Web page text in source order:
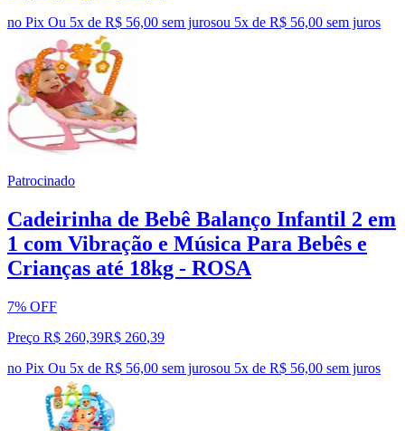
no Pix Ou 5x de R$ 56,00 sem jurosou 5x de R$ 56,00 sem juros
Patrocinado
Cadeirinha de Bebê Balanço Infantil 2 em
1 com Vibração e Música Para Bebês e
Crianças até 18kg - ROSA
7% OFF
Preço R$ 260,39R$ 260,39
no Pix Ou 5x de R$ 56,00 sem jurosou 5x de R$ 56,00 sem juros